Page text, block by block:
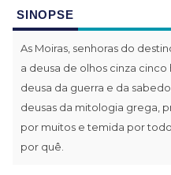
SINOPSE
As Moiras, senhoras do
a deusa de olhos cinza
deusa da guerra e da
deusas da mitologia grega,
por muitos e temida por
por quê.